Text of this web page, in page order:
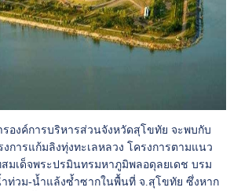
รองค์การบริหารส่วนจังหวัดสุโขทัย จะพบกับ
ารแก้มลิงทุ่งทะเลหลวง โครงการตามแนว
มเด็จพระปรมินทรมหาภูมิพลอดุลยเดช บรม
ท่วม-น้ำแล้งซ้ำซากในพื้นที่ จ.สุโขทัย ซึ่งหาก